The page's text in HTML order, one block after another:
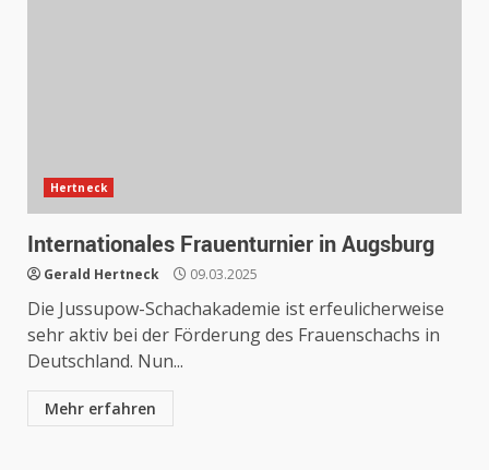
Hertneck
Internationales Frauenturnier in Augsburg
Gerald Hertneck 09.03.2025
Die Jussupow-Schachakademie ist erfeulicherweise
sehr aktiv bei der Förderung des Frauenschachs in
Deutschland. Nun...
Mehr erfahren